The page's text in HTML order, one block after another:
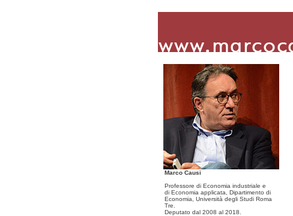
Marco Causi
Professore di Economia industriale e
di Economia applicata, Dipartimento di
Economia, Università degli Studi Roma
Tre.
Deputato dal 2008 al 2018.